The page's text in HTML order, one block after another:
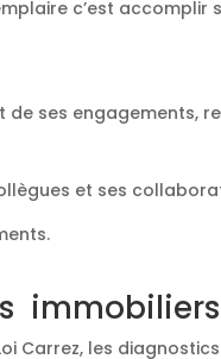
c’est
ses engagements,
et ses
Carrez, les